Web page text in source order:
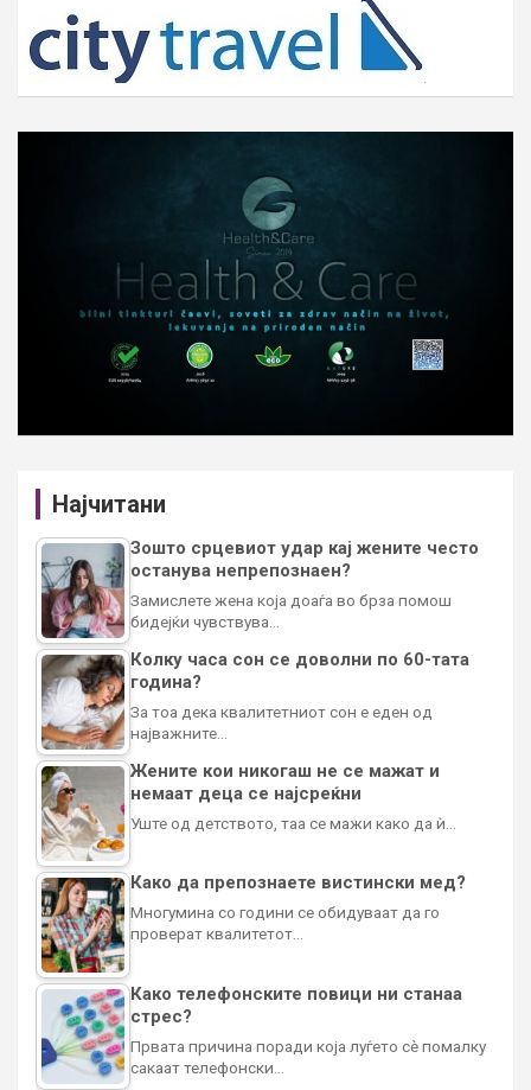
h
Најчитани
Зошто срцевиот удар кај жените често
останува непрепознаен?
Замислете жена која доаѓа во брза помош
бидејќи чувствува…
Колку часа сон се доволни по 60-тата
година?
За тоа дека квалитетниот сон е еден од
најважните…
Жените кои никогаш не се мажат и
немаат деца се најсреќни
Уште од детството, таа се мажи како да ѝ…
Како да препознаете вистински мед?
Многумина со години се обидуваат да го
проверат квалитетот…
Како телефонските повици ни станаа
стрес?
Првата причина поради која луѓето сè помалку
сакаат телефонски…